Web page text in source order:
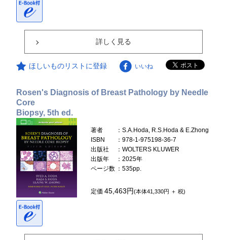
詳しく見る
ほしいものリストに登録 いいね
Rosen's Diagnosis of Breast Pathology by Needle
Core
Biopsy, 5th ed.
著者
：S.A.Hoda, R.S.Hoda & E.Zhong
ISBN
：978-1-975198-36-7
出版社
：WOLTERS KLUWER
出版年
：2025年
ページ数 ：535pp.
定価45,463円(本体41,330円 ＋ 税)